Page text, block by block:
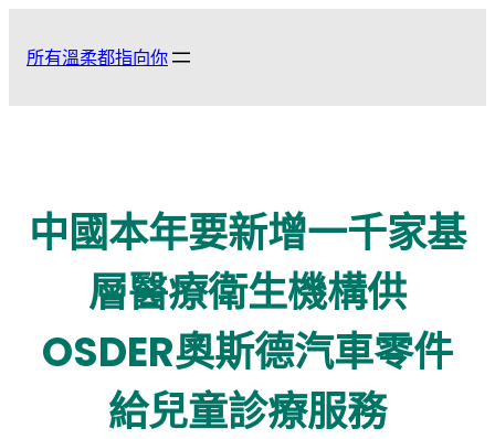
所有溫柔都指向你
中國本年要新增一千家基
層醫療衛生機構供
OSDER奧斯德汽車零件
給兒童診療服務